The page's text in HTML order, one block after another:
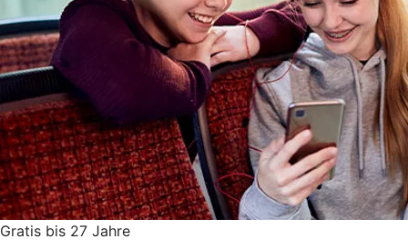
Gratis bis 27 Jahre